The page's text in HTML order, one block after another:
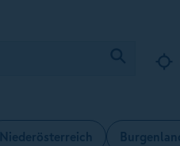
Niederösterreich